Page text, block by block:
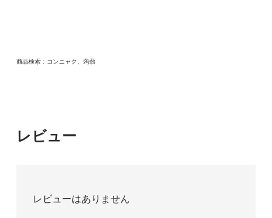
商品検索：コンニャク、蒟蒻
レビュー
レビューはありません